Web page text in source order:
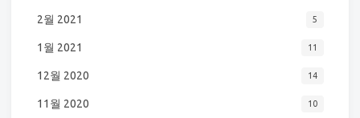
2월 2021 5
1월 2021 11
12월 2020 14
11월 2020 10